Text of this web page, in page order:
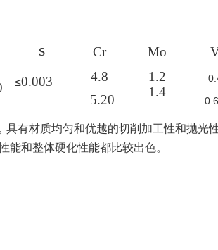
s Cr Mo
≤0.003
4.8
5.20
1.2
1.4
0.6
具有材质均匀和优越的切削加工性和抛光
能和整体硬化性能都比较出色。